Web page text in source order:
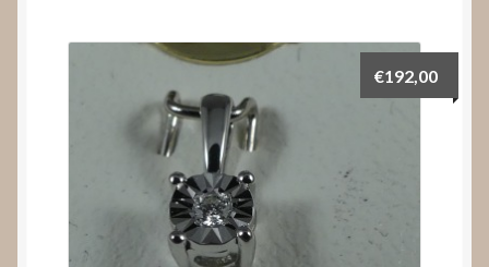
laag
hoog
€192,00